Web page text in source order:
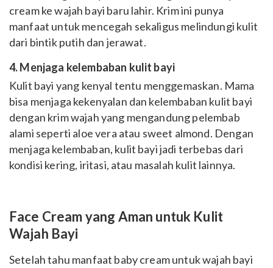
cream ke wajah bayi baru lahir. Krim ini punya
manfaat untuk mencegah sekaligus melindungi kulit
dari bintik putih dan jerawat.
4. Menjaga kelembaban kulit bayi
Kulit bayi yang kenyal tentu menggemaskan. Mama
bisa menjaga kekenyalan dan kelembaban kulit bayi
dengan krim wajah yang mengandung pelembab
alami seperti aloe vera atau sweet almond. Dengan
menjaga kelembaban, kulit bayi jadi terbebas dari
kondisi kering, iritasi, atau masalah kulit lainnya.
Face Cream yang Aman untuk Kulit
Wajah Bayi
Setelah tahu manfaat baby cream untuk wajah bayi